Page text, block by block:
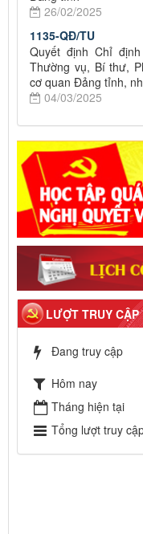
26/02/2025
1135-QĐ/TU
Quyết định Chỉ
Thường vụ, Bí thư,
cơ quan Đảng tỉnh,
04/03/2025
LƯỢT TRUY CẬP
Đang truy cập
Hôm nay
Tháng hiện tại
Tổng lượt truy